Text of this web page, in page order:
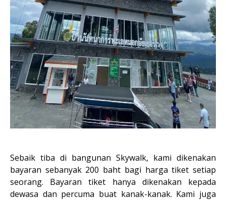
Sebaik tiba di bangunan Skywalk, kami dikenakan
bayaran sebanyak 200 baht bagi harga tiket setiap
seorang. Bayaran tiket hanya dikenakan kepada
dewasa dan percuma buat kanak-kanak. Kami juga